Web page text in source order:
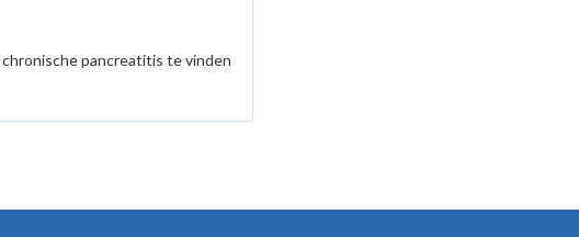
pancreatitis te vinden